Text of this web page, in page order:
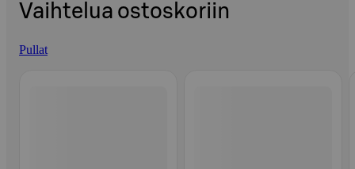
Vaihtelua ostoskoriin
Pullat